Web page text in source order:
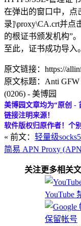
在弹出的窗口中，点
录]\proxy\CA.crt并点
的根证书颁发机构”。
至此，证书成功导入
原文链接：https://
原文标题：Anti
(0206) - 美博园
美博园文章均为“原创 -
链接注明来源！
软件版权归原作者！个
« 前文： 轻量级
简易 APN Proxy
关注更多相关文
YouTube